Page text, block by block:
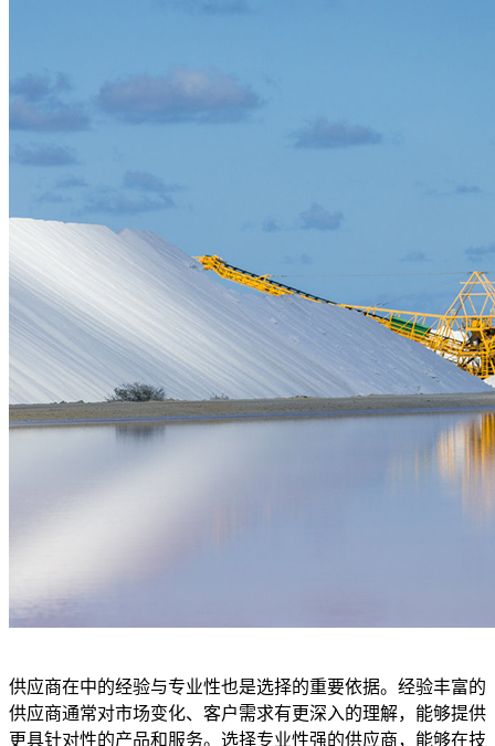
供应商在中的经验与专业性也是选择的重要依据。经验丰富的
供应商通常对市场变化、客户需求有更深入的理解，能够提供
更具针对性的产品和服务。选择专业性强的供应商，能够在技